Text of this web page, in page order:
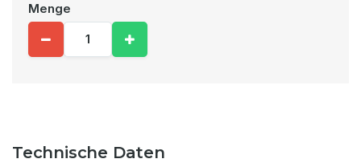
Menge
Technische Daten